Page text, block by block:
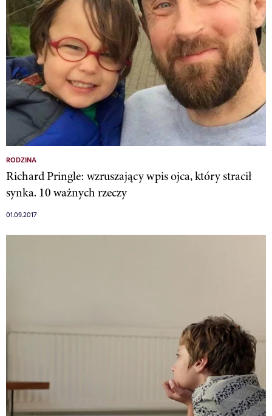
RODZINA
Richard Pringle: wzruszający wpis ojca, który stracił
synka. 10 ważnych rzeczy
01.09.2017